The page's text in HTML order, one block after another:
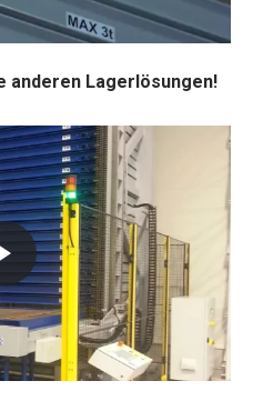
anderen Lagerlösungen!